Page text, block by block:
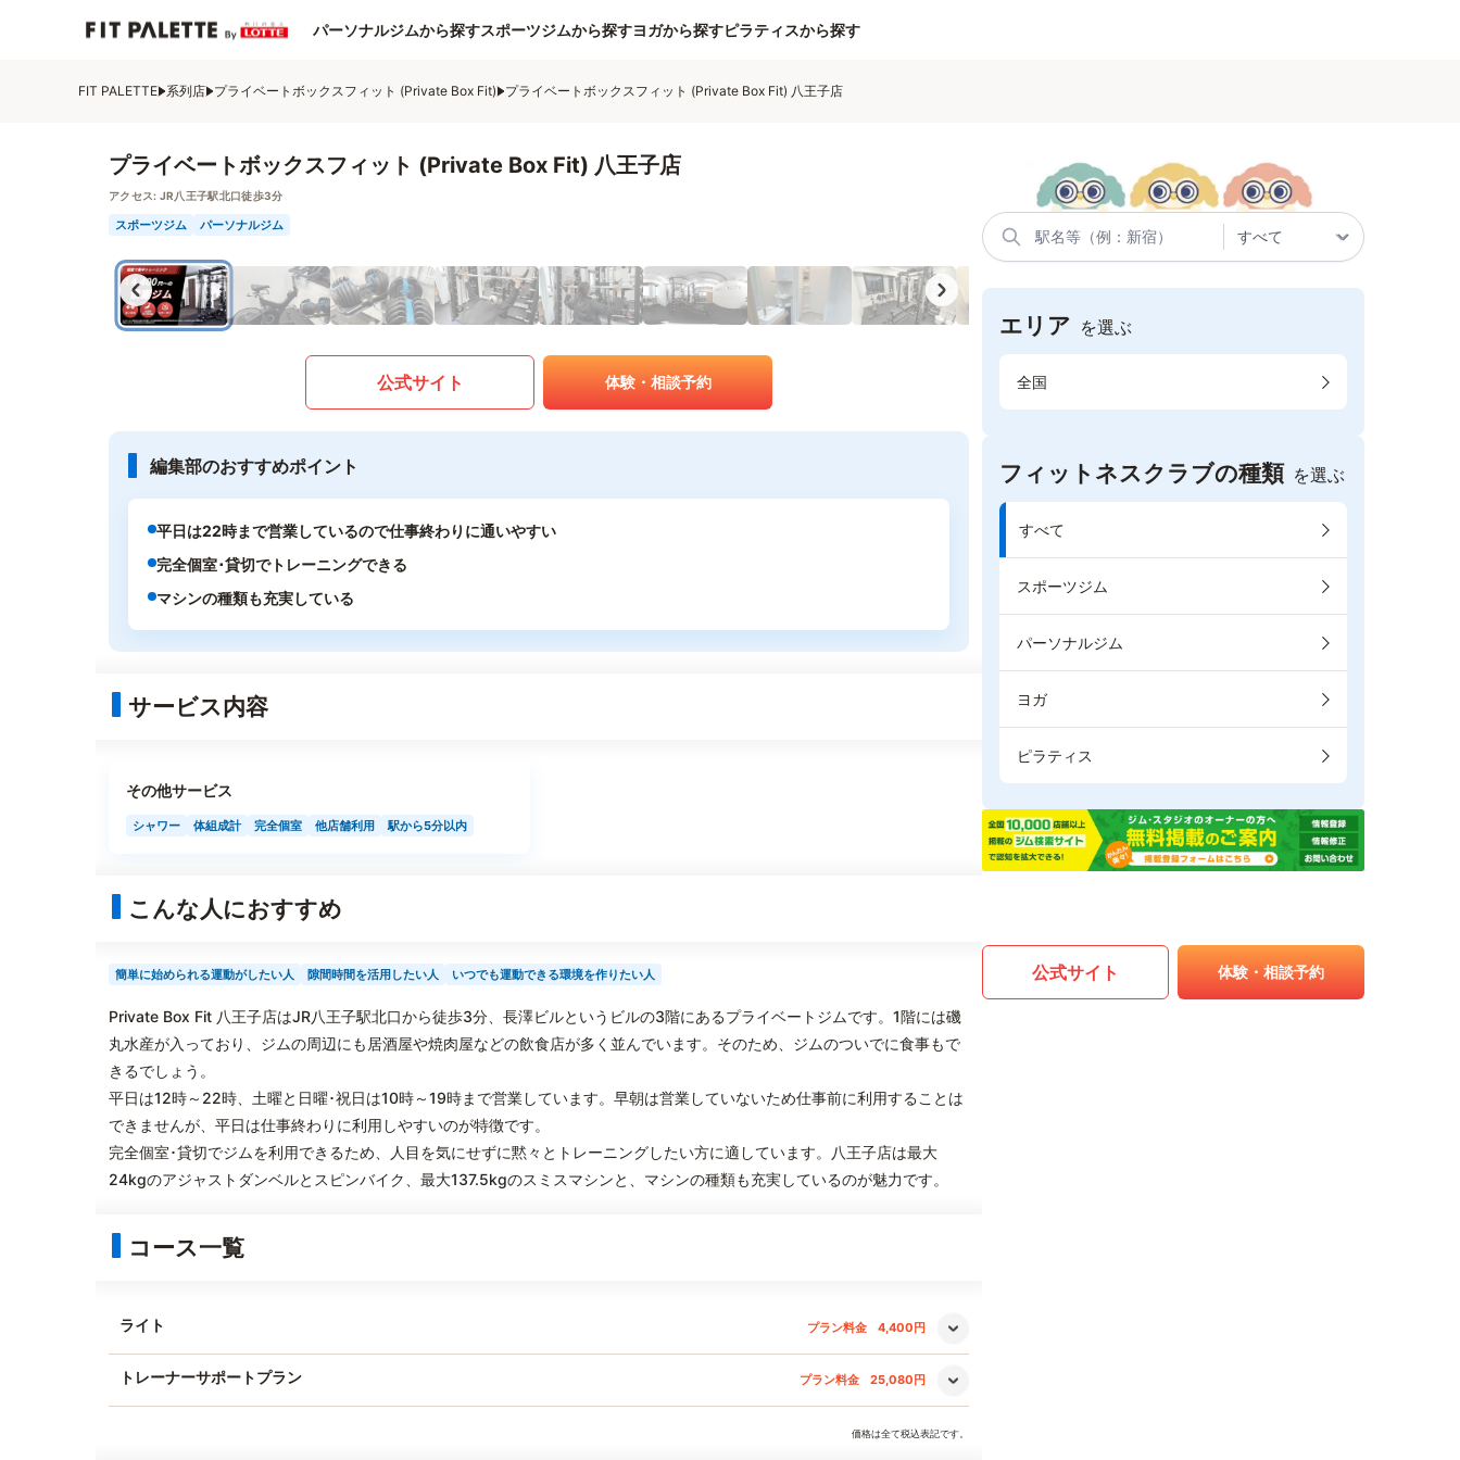
パーソナルジムから探すスポーツジムから探すヨガから探すピラティスから探す
FIT PALETTE 系列店 プライベートボックスフィット (Private Box Fit) プライベートボックスフィット (Private Box Fit) 八王子店
プライベートボックスフィット (Private Box Fit) 八王子店
アクセス: JR八王子駅北口徒歩3分
スポーツジム パーソナルジム
公式サイト 体験・相談予約
編集部のおすすめポイント
平日は22時まで営業しているので仕事終わりに通いやすい
完全個室･貸切でトレーニングできる
マシンの種類も充実している
サービス内容
その他サービス
シャワー 体組成計 完全個室 他店舗利用 駅から5分以内
こんな人におすすめ
簡単に始められる運動がしたい人 隙間時間を活用したい人 いつでも運動できる環境を作りたい人
Private Box Fit 八王子店はJR八王子駅北口から徒歩3分、長澤ビルというビルの3階にあるプライベートジムです。1階には磯
丸水産が入っており、ジムの周辺にも居酒屋や焼肉屋などの飲食店が多く並んでいます。そのため、ジムのついでに食事もで
きるでしょう。
平日は12時～22時、土曜と日曜･祝日は10時～19時まで営業しています。早朝は営業していないため仕事前に利用することは
できませんが、平日は仕事終わりに利用しやすいのが特徴です。
完全個室･貸切でジムを利用できるため、人目を気にせずに黙々とトレーニングしたい方に適しています。八王子店は最大
24kgのアジャストダンベルとスピンバイク、最大137.5kgのスミスマシンと、マシンの種類も充実しているのが魅力です。
コース一覧
ライト プラン料金 4,400円
トレーナーサポートプラン プラン料金 25,080円
価格は全て税込表記です。
エリア を選ぶ
全国
フィットネスクラブの種類 を選ぶ
すべて
スポーツジム
パーソナルジム
ヨガ
ピラティス
公式サイト 体験・相談予約